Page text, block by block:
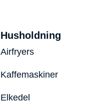
Husholdning
Airfryers
Kaffemaskiner
Elkedel